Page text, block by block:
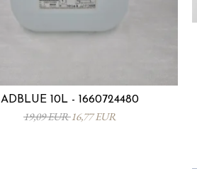
ADBLUE 10L - 1660724480
19,09 EUR16,77 EUR